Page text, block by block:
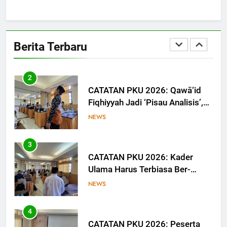
Berita Terbaru
Dorong Calon Ulama Tinggalkan
Jejak Digital melalui Tulisan dan
2
CATATAN PKU 2026: Qawā‘id
Fiqhiyyah Jadi ‘Pisau Analisis’,
Anggota PKU Hadapi Persoalan
NEWS
3
CATATAN PKU 2026: Kader
Ulama Harus Terbiasa Ber-
Munāẓarah
NEWS
4
CATATAN PKU 2026: Peserta